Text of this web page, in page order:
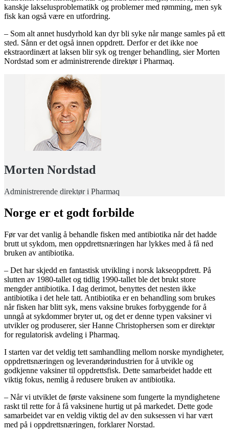
kanskje lakselusproblematikk og problemer med rømming, men syk
fisk kan også være en utfordring.
– Som alt annet husdyrhold kan dyr bli syke når mange samles på ett
sted. Sånn er det også innen oppdrett. Derfor er det ikke noe
ekstraordinært at laksen blir syk og trenger behandling, sier Morten
Nordstad som er administrerende direktør i Pharmaq.
Morten Nordstad
Administrerende direktør i Pharmaq
Norge er et godt forbilde
Før var det vanlig å behandle fisken med antibiotika når det hadde
brutt ut sykdom, men oppdrettsnæringen har lykkes med å få ned
bruken av antibiotika.
– Det har skjedd en fantastisk utvikling i norsk lakseoppdrett. På
slutten av 1980-tallet og tidlig 1990-tallet ble det brukt store
mengder antibiotika. I dag derimot, benyttes det nesten ikke
antibiotika i det hele tatt. Antibiotika er en behandling som brukes
når fisken har blitt syk, mens vaksine brukes forbyggende for å
unngå at sykdommer bryter ut, og det er denne typen vaksiner vi
utvikler og produserer, sier Hanne Christophersen som er direktør
for regulatorisk avdeling i Pharmaq.
I starten var det veldig tett samhandling mellom norske myndigheter,
oppdrettsnæringen og leverandørindustrien for å utvikle og
godkjenne vaksiner til oppdrettsfisk. Dette samarbeidet hadde ett
viktig fokus, nemlig å redusere bruken av antibiotika.
– Når vi utviklet de første vaksinene som fungerte la myndighetene
raskt til rette for å få vaksinene hurtig ut på markedet. Dette gode
samarbeidet var en veldig viktig del av den suksessen vi har vært
med på i oppdrettsnæringen, forklarer Norstad.